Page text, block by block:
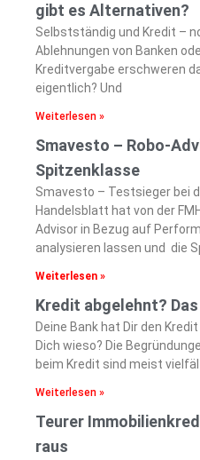
gibt es Alternativen?
Selbstständig und Kredit –
Ablehnungen von Banken
Kreditvergabe erschweren
eigentlich? Und
Weiterlesen »
Smavesto – Robo-
Spitzenklasse
Smavesto – Testsieger bei
Handelsblatt hat von der
Advisor in Bezug auf
analysieren lassen und die
Weiterlesen »
Kredit abgelehnt?
Deine Bank hat Dir den
Dich wieso? Die
beim Kredit sind meist
Weiterlesen »
Teurer
raus